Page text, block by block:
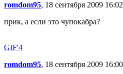
romdom95, 18 сентября 2009 16:02
прик, а если это чупокабра?
GIF'4
romdom95, 18 сентября 2009 16:00